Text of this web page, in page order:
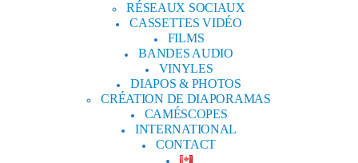
RÉSEAUX SOCIAUX
CASSETTES VIDÉO
FILMS
BANDES AUDIO
VINYLES
DIAPOS & PHOTOS
CRÉATION DE DIAPORAMAS
CAMÉSCOPES
INTERNATIONAL
CONTACT